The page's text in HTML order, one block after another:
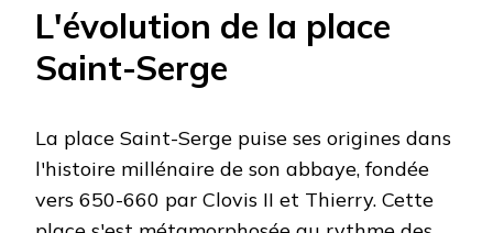
L'évolution de la place
Saint-Serge
La place Saint-Serge puise ses origines dans
l'histoire millénaire de son abbaye, fondée
vers 650-660 par Clovis II et Thierry. Cette